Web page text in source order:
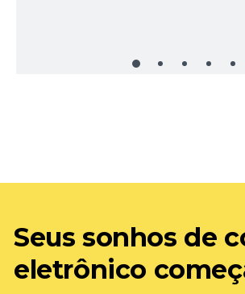
Seus sonhos de
eletrônico